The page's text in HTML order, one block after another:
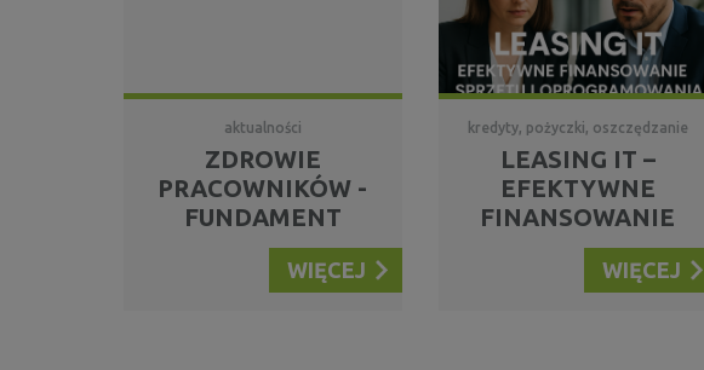
aktualności
ZDROWIE
PRACOWNIKÓW -
FUNDAMENT
EFEKTYWNEJ I
NOWOCZESNEJ
WIĘCEJ
kredyty, pożyczki, oszczędzanie
LEASING IT –
EFEKTYWNE
FINANSOWANIE
SPRZĘTU I
OPROGRAMOWANIA
WIĘCEJ